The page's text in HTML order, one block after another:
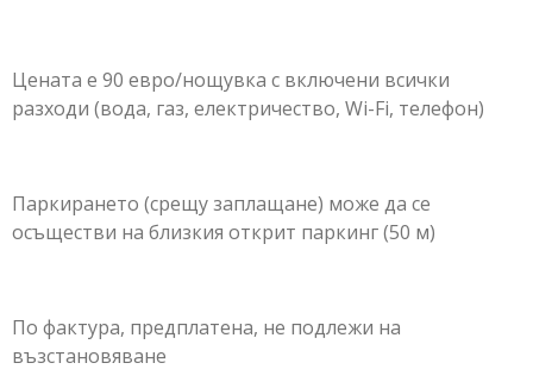
Цената е 90 евро/нощувка с включени всички
разходи (вода, газ, електричество, Wi-Fi, телефон)
Паркирането (срещу заплащане) може да се
осъществи на близкия открит паркинг (50 м)
По фактура, предплатена, не подлежи на
възстановяване